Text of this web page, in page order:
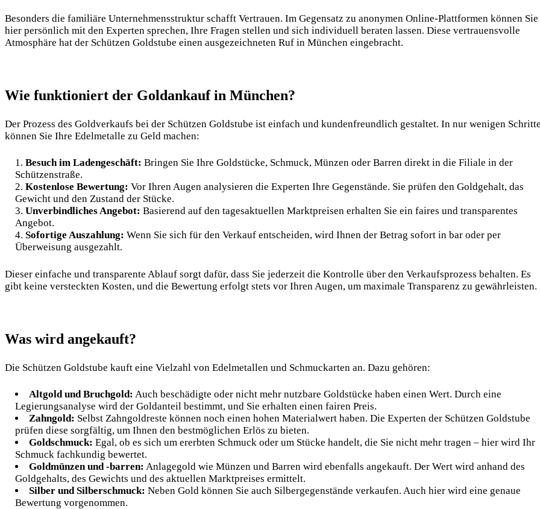
Besonders die familiäre Unternehmensstruktur schafft Vertrauen. Im Gegensatz zu anonymen Online-Plattformen können Sie
hier persönlich mit den Experten sprechen, Ihre Fragen stellen und sich individuell beraten lassen. Diese vertrauensvolle
Atmosphäre hat der Schützen Goldstube einen ausgezeichneten Ruf in München eingebracht.
Wie funktioniert der Goldankauf in München?
Der Prozess des Goldverkaufs bei der Schützen Goldstube ist einfach und kundenfreundlich gestaltet. In nur wenigen
können Sie Ihre Edelmetalle zu Geld machen:
Besuch im Ladengeschäft: Bringen Sie Ihre Goldstücke, Schmuck, Münzen oder Barren direkt in die Filiale in der
Schützenstraße.
Kostenlose Bewertung: Vor Ihren Augen analysieren die Experten Ihre Gegenstände. Sie prüfen den Goldgehalt, das
Gewicht und den Zustand der Stücke.
Unverbindliches Angebot: Basierend auf den tagesaktuellen Marktpreisen erhalten Sie ein faires und transparentes
Angebot.
Sofortige Auszahlung: Wenn Sie sich für den Verkauf entscheiden, wird Ihnen der Betrag sofort in bar oder per
Überweisung ausgezahlt.
Dieser einfache und transparente Ablauf sorgt dafür, dass Sie jederzeit die Kontrolle über den Verkaufsprozess behalten. Es
gibt keine versteckten Kosten, und die Bewertung erfolgt stets vor Ihren Augen, um maximale Transparenz zu gewährleisten.
Was wird angekauft?
Die Schützen Goldstube kauft eine Vielzahl von Edelmetallen und Schmuckarten an. Dazu gehören:
Altgold und Bruchgold: Auch beschädigte oder nicht mehr nutzbare Goldstücke haben einen Wert. Durch eine
Legierungsanalyse wird der Goldanteil bestimmt, und Sie erhalten einen fairen Preis.
Zahngold: Selbst Zahngoldreste können noch einen hohen Materialwert haben. Die Experten der Schützen Goldstube
prüfen diese sorgfältig, um Ihnen den bestmöglichen Erlös zu bieten.
Goldschmuck: Egal, ob es sich um ererbten Schmuck oder um Stücke handelt, die Sie nicht mehr tragen – hier wird Ihr
Schmuck fachkundig bewertet.
Goldmünzen und -barren: Anlagegold wie Münzen und Barren wird ebenfalls angekauft. Der Wert wird anhand des
Goldgehalts, des Gewichts und des aktuellen Marktpreises ermittelt.
Silber und Silberschmuck: Neben Gold können Sie auch Silbergegenstände verkaufen. Auch hier wird eine genaue
Bewertung vorgenommen.